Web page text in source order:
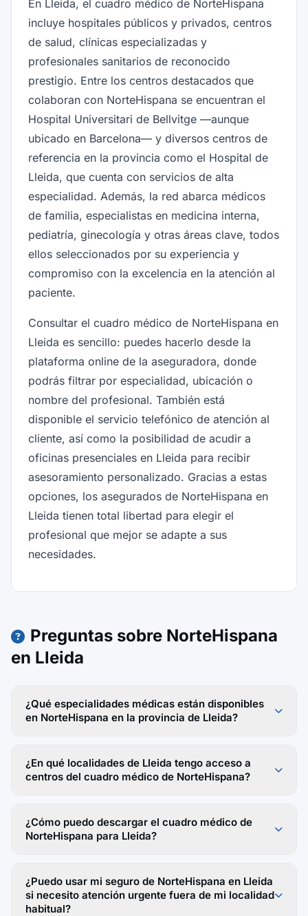
En Lleida, el cuadro médico de NorteHispana
incluye hospitales públicos y privados, centros
de salud, clínicas especializadas y
profesionales sanitarios de reconocido
prestigio. Entre los centros destacados que
colaboran con NorteHispana se encuentran el
Hospital Universitari de Bellvitge —aunque
ubicado en Barcelona— y diversos centros de
referencia en la provincia como el Hospital de
Lleida, que cuenta con servicios de alta
especialidad. Además, la red abarca médicos
de familia, especialistas en medicina interna,
pediatría, ginecología y otras áreas clave, todos
ellos seleccionados por su experiencia y
compromiso con la excelencia en la atención al
paciente.
Consultar el cuadro médico de NorteHispana en
Lleida es sencillo: puedes hacerlo desde la
plataforma online de la aseguradora, donde
podrás filtrar por especialidad, ubicación o
nombre del profesional. También está
disponible el servicio telefónico de atención al
cliente, así como la posibilidad de acudir a
oficinas presenciales en Lleida para recibir
asesoramiento personalizado. Gracias a estas
opciones, los asegurados de NorteHispana en
Lleida tienen total libertad para elegir el
profesional que mejor se adapte a sus
necesidades.
Preguntas sobre NorteHispana
en Lleida
¿Qué especialidades médicas están disponibles
en NorteHispana en la provincia de Lleida?
¿En qué localidades de Lleida tengo acceso a
centros del cuadro médico de NorteHispana?
¿Cómo puedo descargar el cuadro médico de
NorteHispana para Lleida?
¿Puedo usar mi seguro de NorteHispana en Lleida
si necesito atención urgente fuera de mi localidad
habitual?